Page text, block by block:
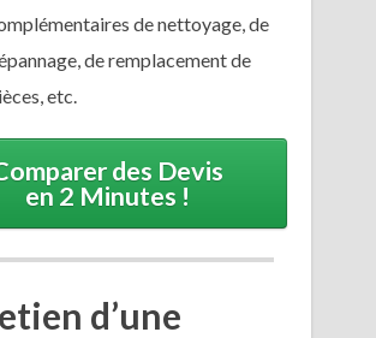
de nettoyage, de
de remplacement de
etc.
des Devis
en 2 Minutes !
d’une